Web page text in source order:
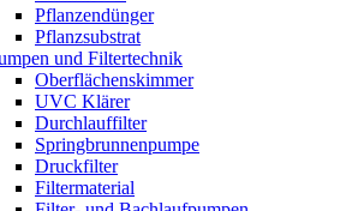
Pflanzendünger
Pflanzsubstrat
und Filtertechnik
Oberflächenskimmer
UVC Klärer
Durchlauffilter
Springbrunnenpumpe
Druckfilter
Filtermaterial